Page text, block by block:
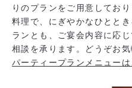
りのプランをご用意してお
料理で、にぎやかなひとと
ランとも、ご宴会内容に応
相談を承ります。どうぞお
パーティープランメニューは